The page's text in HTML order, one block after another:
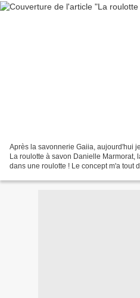
Après la savonnerie Gaiia, aujourd'hui
La roulotte à savon Danielle Marmorat,
dans une roulotte ! Le concept m'a tout